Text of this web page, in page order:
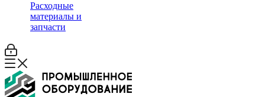
Расходные
материалы и
запчасти